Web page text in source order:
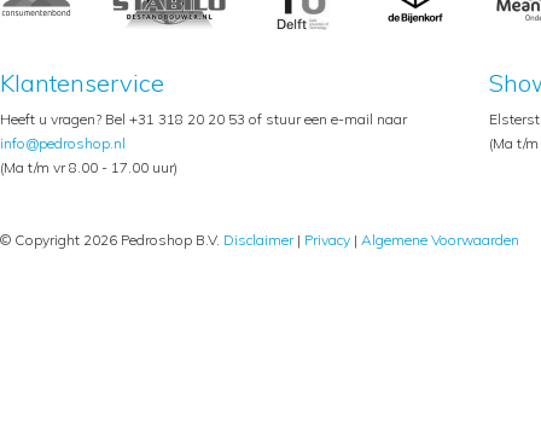
Klantenservice
Heeft u vragen? Bel +31 318 20 20 53 of stuur een e-mail naar
info@pedroshop.nl
(Ma t/m vr 8.00 - 17.00 uur)
(Ma t/
© Copyright 2026 Pedroshop B.V. Disclaimer| Privacy | Algemene Voorwaarden